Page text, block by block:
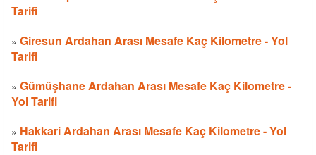
Tarifi
» Giresun Ardahan Arası Mesafe Kaç Kilometre - Yol
Tarifi
» Gümüşhane Ardahan Arası Mesafe Kaç Kilometre -
Yol Tarifi
» Hakkari Ardahan Arası Mesafe Kaç Kilometre - Yol
Tarifi